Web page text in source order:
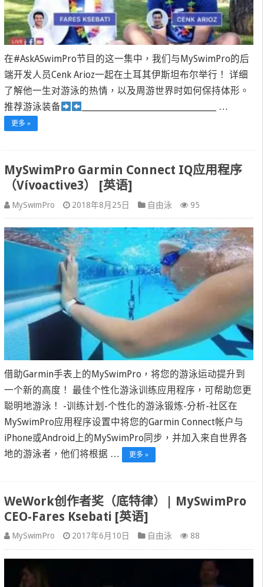
在#AskASwimPro节目的这一集中，我们与MySwimPro的后
端开发人员Cenk Arioz一起在土耳其伊斯坦布尔举行！ 详细
了解他一生对游泳的热情，以及周游世界时如何保持体形。
推荐游泳装备
______________________________________ …
更多 »
MySwimPro Garmin Connect IQ应用程序
（Vívoactive3） [英语]
MySwimPro 2018年8月25日 自由泳 95
借助Garmin手表上的MySwimPro，将您的游泳运动提升到
一个新的高度！ 最佳个性化游泳训练应用程序，可帮助您更
聪明地游泳！ -训练计划-个性化的游泳锻炼-分析-社区在
MySwimPro应用程序设置中将您的Garmin Connect帐户与
iPhone或Android上的MySwimPro同步，并加入来自世界各
地的游泳者，他们将根据 …
更多 »
WeWork创作者奖（底特律）| MySwimPro
CEO-Fares Ksebati [英语]
MySwimPro 2017年6月10日 自由泳 88